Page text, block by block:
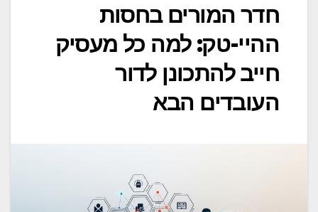
חדר המורים בחסות
ההיי-טק: למה כל מעסיק
חייב להתכונן לדור
העובדים הבא